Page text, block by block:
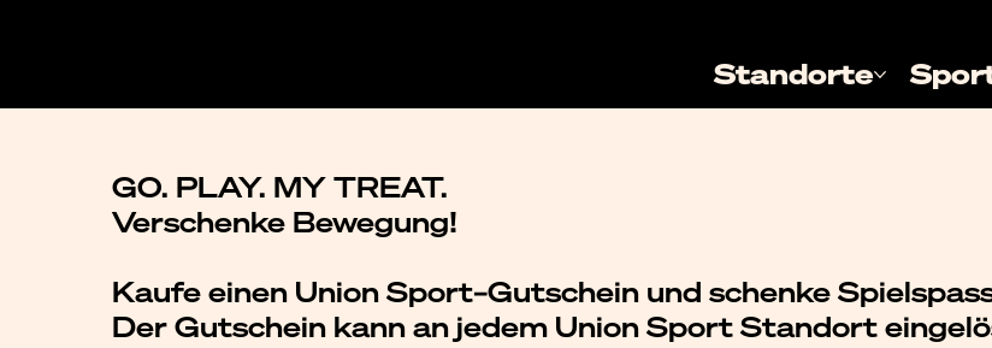
Standorte
GO. PLAY. MY TREAT.
Verschenke Bewegung!
Kaufe einen Union Sport–Gutschein und schenke
Der Gutschein kann an jedem Union Sport Standort